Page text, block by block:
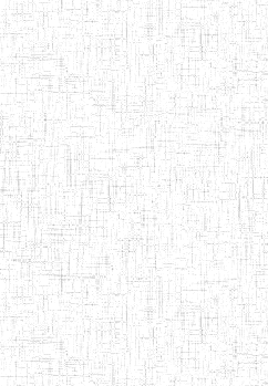
Création Type Nature
08/12/1997 ENIEG Public
25/09/2000 ENIEG Public
03/11/1983 ENIEG Public
25/08/1978 ENIEG Public